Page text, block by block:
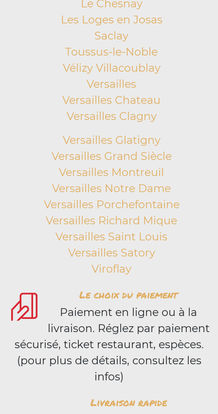
Le Chesnay
Les Loges en Josas
Saclay
Toussus-le-Noble
Vélizy Villacoublay
Versailles
Versailles Chateau
Versailles Clagny
Versailles Glatigny
Versailles Grand Siècle
Versailles Montreuil
Versailles Notre Dame
Versailles Porchefontaine
Versailles Richard Mique
Versailles Saint Louis
Versailles Satory
Viroflay
Le choix du paiement
Paiement en ligne ou à la
livraison. Réglez par paiement
sécurisé, ticket restaurant, espèces.
(pour plus de détails, consultez les
infos)
Livraison rapide